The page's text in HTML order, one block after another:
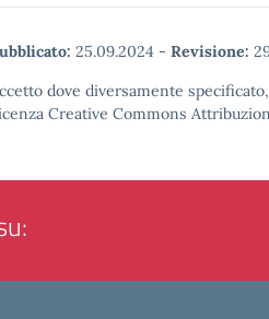
25.09.2024 - Revisione:
dove diversamente
Creative Commons